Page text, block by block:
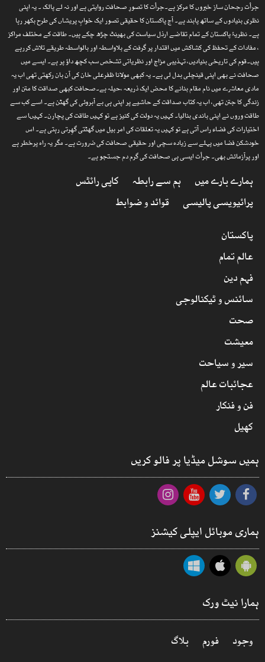
جرأت رجحان ساز خبروں کا مرکز ہے۔جرأت کا تصورِ صحافت روایتی ہے اور نہ لے پالک ۔ یہ اپنی
نظری بنیادوں کے ساتھ پابند ہے۔ آج پاکستان کا حقیقی تصور ایک خوابِ پریشاں کی طرح بکھر رہا
ہے۔ نظریۂ پاکستان کے تمام تقاضے ارذل سیاست کی بھینٹ چڑھ چکے ہیں۔ طاقت کے مختلف مراکز
، مفادات کے تحفظ کی کشاکش میں اقتدار پر گرفت کے بلاواسطہ اور بالواسطہ طریقے تلاش کررہے
ہیں۔قوم کی تاریخی بنیادیں، تہذیبی مزاج اور نظریاتی تشخص سب کچھ داؤ پر ہے۔ ایسے میں
صحافت نے بھی اپنی قینچلی بدل لی ہے۔ یہ کبھی مولانا ظفرعلی خان کی آن بان رکھتی تھی اب یہ
مادی معاشرے میں نام مقام بنانے کا محض ایک ذریعہ ،حیلہ ہے۔صحافت کبھی صداقت کا متن اور
زندگی کا جتن تھی، اب یہ کتاب صداقت کے حاشیے پر اپنی ہی بے آبروئی کی گھٹن ہے۔ اسے کب سے
طاقت وروں نے اپنی باندی بنالیا۔ کہیں یہ دولت کی کنیز ہے تو کہیں طاقت کی پچارن۔ کہیںا سے
اختیارات کی فضاء راس آتی ہے تو کہیں یہ تعلقات کی امر بیل میں گھٹتی گھِرتی رہتی ہے۔ اس
خودشکن فضا میں پہلے سے زیادہ سچی اور حقیقی صحافت کی ضرورت ہے۔ مگر یہ راہ پرخطر ہے
اور پرآزمائش بھی۔ جرأت ایسی ہی صحافت کی گرم دم جستجو ہے۔
ہمارے بارے میں ہم سے رابطہ
کاپی رائٹس
پرائیویسی پالیسی
قوائد و ضوابط
پاکستان
عالم تمام
فہم دین
سائنس و ٹیکنالوجی
صحت
معیشت
سیر و سیاحت
عجائبات عالم
فن و فنکار
کھیل
ہمیں سوشل میڈیا پر فالو کریں
ہماری موبائل ایپلی کیشنز
ہمارا نیٹ ورک
وجود فورم بلاگ